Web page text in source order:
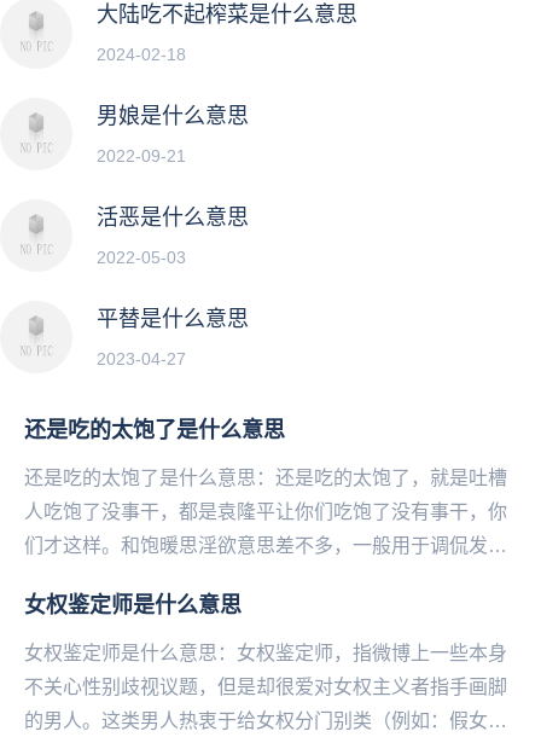
大陆吃不起榨菜是什么意思
2024-02-18
男娘是什么意思
2022-09-21
活恶是什么意思
2022-05-03
平替是什么意思
2023-04-27
还是吃的太饱了是什么意思
还是吃的太饱了是什么意思：还是吃的太饱了，就是吐槽
人吃饱了没事干，都是袁隆平让你们吃饱了没有事干，你
们才这样。和饱暖思淫欲意思差不多，一般用于调侃发布
了...
女权鉴定师是什么意思
女权鉴定师是什么意思：女权鉴定师，指微博上一些本身
不关心性别歧视议题，但是却很爱对女权主义者指手画脚
的男人。这类男人热衷于给女权分门别类（例如：假女